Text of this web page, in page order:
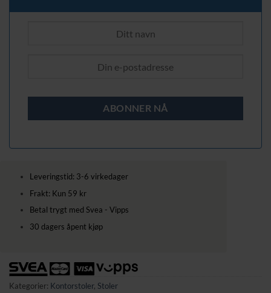
Leveringstid: 3-6 virkedager
Frakt: Kun 59 kr
Betal trygt med Svea - Vipps
30 dagers åpent kjøp
Kategorier: Kontorstoler, Stoler